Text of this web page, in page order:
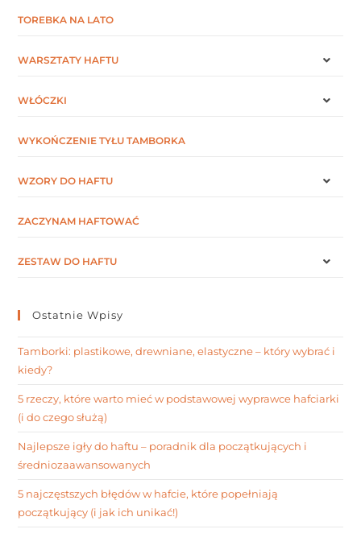
TOREBKA NA LATO
WARSZTATY HAFTU
WŁÓCZKI
WYKOŃCZENIE TYŁU TAMBORKA
WZORY DO HAFTU
ZACZYNAM HAFTOWAĆ
ZESTAW DO HAFTU
Ostatnie Wpisy
Tamborki: plastikowe, drewniane, elastyczne – który wybrać i
kiedy?
5 rzeczy, które warto mieć w podstawowej wyprawce hafciarki
(i do czego służą)
Najlepsze igły do haftu – poradnik dla początkujących i
średniozaawansowanych
5 najczęstszych błędów w hafcie, które popełniają
początkujący (i jak ich unikać!)